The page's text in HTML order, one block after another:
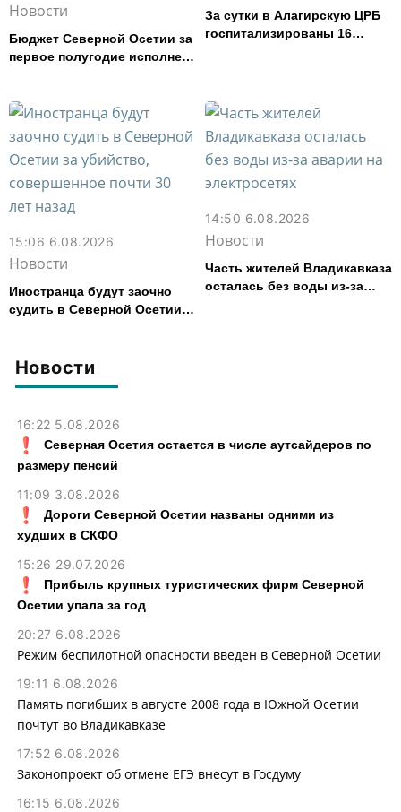
Новости
16:22 5.08.2026
Северная Осетия остается в числе аутсайдеров по
размеру пенсий
11:09 3.08.2026
Дороги Северной Осетии названы одними из
худших в СКФО
15:26 29.07.2026
Прибыль крупных туристических фирм Северной
Осетии упала за год
20:27 6.08.2026
Режим беспилотной опасности введен в Северной Осетии
19:11 6.08.2026
Память погибших в августе 2008 года в Южной Осетии
почтут во Владикавказе
17:52 6.08.2026
Законопроект об отмене ЕГЭ внесут в Госдуму
16:15 6.08.2026
Новости
Бюджет Северной Осетии за
первое полугодие исполнен
За сутки в Алагирскую ЦРБ
госпитализированы 16
15:06 6.08.2026
Новости
Иностранца будут заочно
судить в Северной Осетии
14:50 6.08.2026
Новости
Часть жителей Владикавказа
осталась без воды из-за